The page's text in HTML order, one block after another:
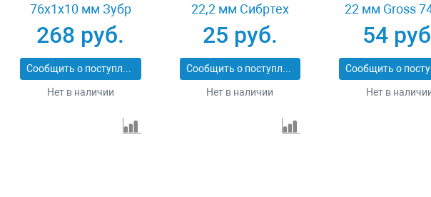
76x1x10 мм Зубр
36200-76-1.0-H5_z03
268 руб.
Сообщить о поступлении
Нет в наличии
22,2 мм Сибртех
743307
25 руб.
Сообщить о поступлении
Нет в наличии
22 мм Gross
54
Нет в